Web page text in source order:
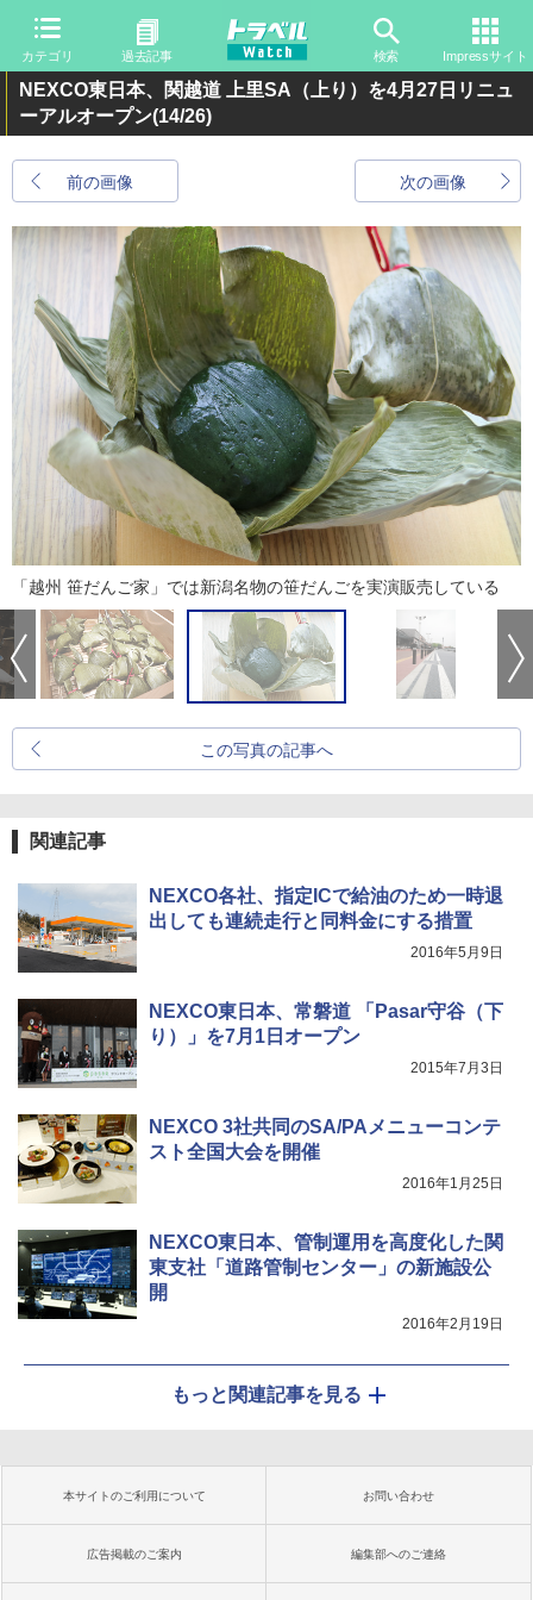
カテゴリ 過去記事 検索 Impressサイト
NEXCO東日本、関越道 上里SA（上り）を4月27日リニュ
ーアルオープン(14/26)
前の画像 次の画像
「越州 笹だんご家」では新潟名物の笹だんごを実演販売している
この写真の記事へ
関連記事
NEXCO各社、指定ICで給油のため一時退
出しても連続走行と同料金にする措置
2016年5月9日
NEXCO東日本、常磐道 「Pasar守谷（下
り）」を7月1日オープン
2015年7月3日
NEXCO 3社共同のSA/PAメニューコンテ
スト全国大会を開催
2016年1月25日
NEXCO東日本、管制運用を高度化した関
東支社「道路管制センター」の新施設公
開
2016年2月19日
もっと関連記事を見る
本サイトのご利用について お問い合わせ
広告掲載のご案内 編集部へのご連絡